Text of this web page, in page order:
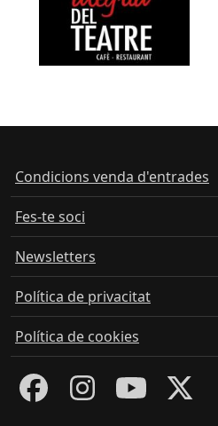
Condicions venda d'entrades
Fes-te soci
Newsletters
Política de privacitat
Política de cookies